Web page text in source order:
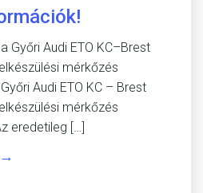
Győri Audi ETO KC–Brest
mérkőzés
Audi ETO KC – Brest
mérkőzés
eredetileg […]
→